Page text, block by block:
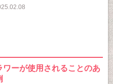
ワーが使用されることのあ